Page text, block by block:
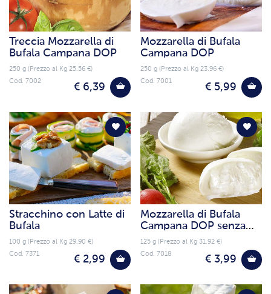
Treccia Mozzarella di
Bufala Campana DOP
250 g (Prezzo al Kg 25.56 €)
€ 6,39
Cod. 7002
Mozzarella di Bufala
Campana DOP
250 g (Prezzo al Kg 23.96 €)
€ 5,99
Cod. 7001
Stracchino con Latte di
Bufala
100 g (Prezzo al Kg 29.90 €)
€ 2,99
Cod. 7371
Mozzarella di Bufala
Campana DOP senza
lattosio
125 g (Prezzo al Kg 31.92 €)
€ 3,99
Cod. 7018